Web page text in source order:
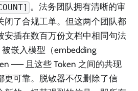
。法务团队拥有清晰的审
闭了合规工单。但这两个团队都
安插在数百万份文档中相同句法
嵌入模型（embedding
—— 且这些 Token 之间的共现
更可靠。脱敏器不仅删除了信